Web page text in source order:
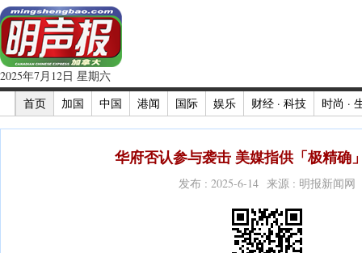
2025年7月12日 星期六
首页
加国 中国 港闻 国际 娱乐 财经 · 科技 时尚 ·
华府否认参与袭击 美媒指供「极精确
发布 : 2025-6-14 来源 : 明报新闻网